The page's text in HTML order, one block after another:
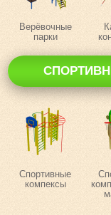
Верёвочные
парки
Спортивные
компексы